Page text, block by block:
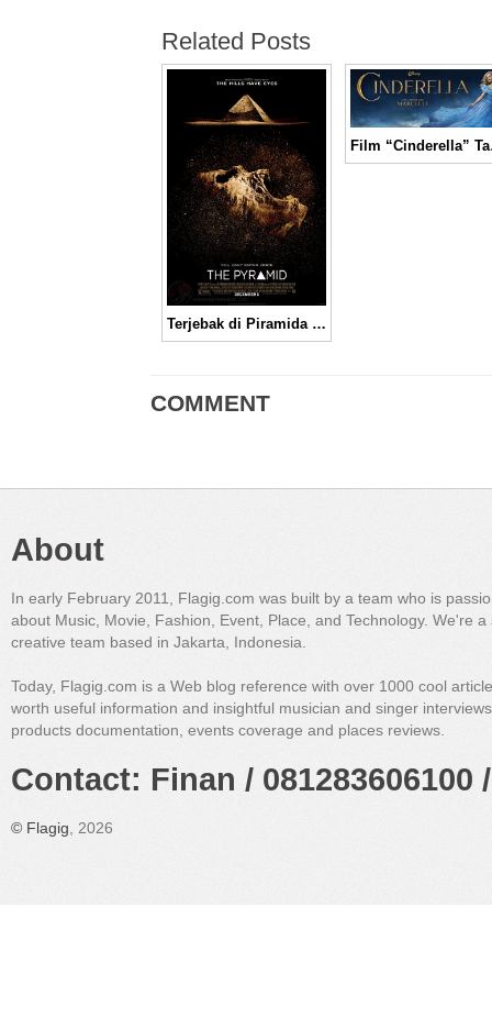
Related Posts
Terjebak di Piramida Bersama Monster Mengerikan dalam Film “The Pyramid” │ Movie Trailer
Film
COMMENT
About
In early February 2011, Flagig.com was built by a team who is
about Music, Movie, Fashion, Event, Place, and Technology. We're a
creative team based in Jakarta, Indonesia.
Today, Flagig.com is a Web blog reference with over 1000 cool
worth useful information and insightful musician and singer
products documentation, events coverage and places reviews.
Contact: Finan /
© Flagig , 2026